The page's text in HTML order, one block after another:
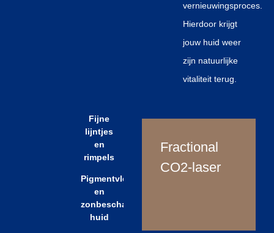
vernieuwingsproces.
Hierdoor krijgt
jouw huid weer
zijn natuurlijke
vitaliteit terug.
Fijne
lijntjes
en
rimpels
Pigmentvlekken
en
zonbeschadigde
huid
Fractional
CO2-laser